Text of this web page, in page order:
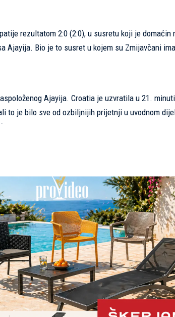
rezultatom 2:0 (2:0), u susretu koji je domaćin
Ajayija. Bio je to susret u kojem su Zmijavčani
Ajayija. Croatia je uzvratila u 21.
to je bilo sve od ozbiljnijih prijetnji u uvodnom